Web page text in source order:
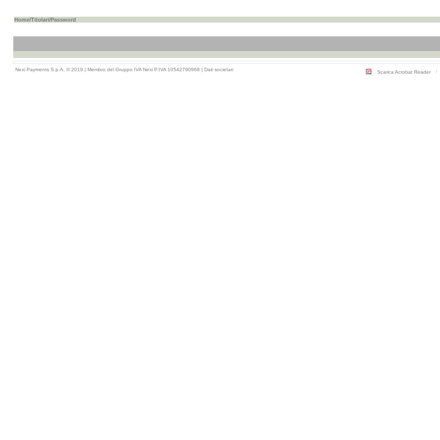
Home/Titolari/Password
Nexi Payments S.p.A. © 2019 | Membro del Gruppo IVA Nexi P.IVA 10542790968 | Dati societari Scarica Acrobat Reader